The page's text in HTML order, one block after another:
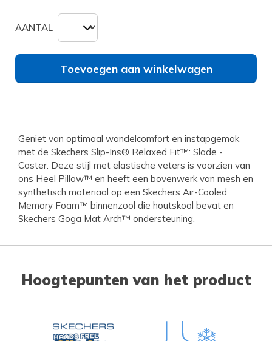
AANTAL
Toevoegen aan winkelwagen
Geniet van optimaal wandelcomfort en instapgemak
met de Skechers Slip-Ins® Relaxed Fit™: Slade -
Caster. Deze stijl met elastische veters is voorzien van
ons Heel Pillow™ en heeft een bovenwerk van mesh en
synthetisch materiaal op een Skechers Air-Cooled
Memory Foam™ binnenzool die houtskool bevat en
Skechers Goga Mat Arch™ ondersteuning.
Hoogtepunten van het product